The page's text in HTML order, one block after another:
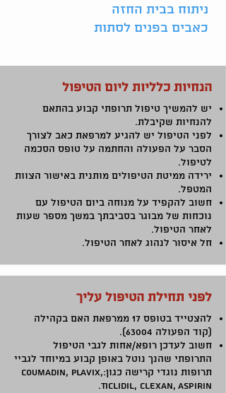
ניתוח בבית החזה
כאבים בפנים לסתות
הנחיות כלליות ליום הטיפול
​יש להמשיך טיפול תרופתי קבוע בהתאם
להנחיות שקיבלת.
לפני הטיפול יש להגיע למרפאת כאב לצורך
הסבר על הפעולה והחתמה על טופס הסכמה
לטיפול.
ירידה ממיטת הטיפולים מותנית באישור הצוות
המטפל.
חשוב להקפיד על מנוחה ביום הטיפול עם
נוכחות של מבוגר בסביבתך במשך מספר שעות
לאחר הטיפול.
חל איסור לנהוג לאחר הטיפול.
לפני תחילת הטיפול עליך
להצטייד בטופס 17 ממרפאת האם בקהילה
(קוד הפעולה 63004).
חשוב לעדכן רופא/אחות לגבי הטיפול
התרופתי שהנך נוטל באופן קבוע במיוחד לגביי
תרופות נוגדי קרישה כגון:Coumadin, Plavix,
Ticlidil, Clexan, Aspirin.